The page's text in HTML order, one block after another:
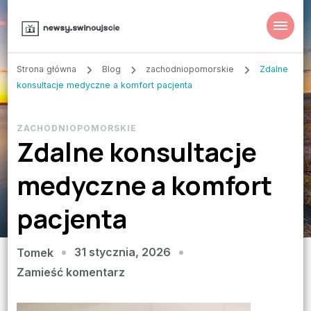
Strona główna Blog zachodniopomorskie
Zdalne
konsultacje medyczne a komfort pacjenta
ZACHODNIOPOMORSKIE
Zdalne konsultacje
medyczne a komfort
pacjenta
Tomek
31 stycznia, 2026
Zamieść komentarzwe